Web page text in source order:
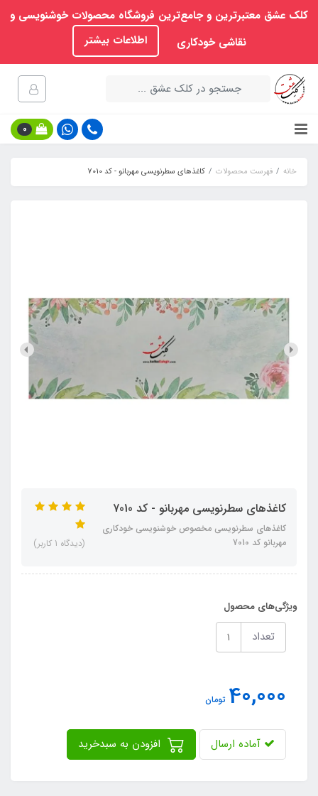
کلک عشق معتبرترین و جامع‌ترین فروشگاه محصولات خوشنویسی و
نقاشی خودکاری
اطلاعات بیشتر
0
خانه فهرست محصولات کاغذهای سطرنویسی مهربانو - کد 7010
کاغذهای سطرنویسی مهربانو - کد 7010
کاغذهای سطرنویسی مخصوص خوشنویسی خودکاری
مهربانو کد 7010
(دیدگاه 1 کاربر)
ویژگی‌های محصول
تعداد
40,000 تومان
آماده ارسال